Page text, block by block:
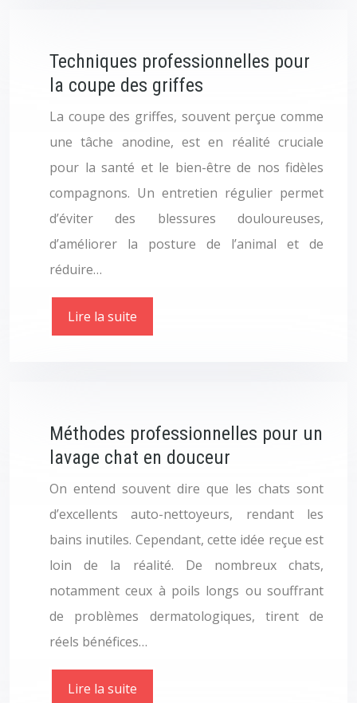
Techniques professionnelles pour
la coupe des griffes
La coupe des griffes, souvent perçue comme
une tâche anodine, est en réalité cruciale
pour la santé et le bien-être de nos fidèles
compagnons. Un entretien régulier permet
d’éviter des blessures douloureuses,
d’améliorer la posture de l’animal et de
réduire…
Lire la suite
Méthodes professionnelles pour un
lavage chat en douceur
On entend souvent dire que les chats sont
d’excellents auto-nettoyeurs, rendant les
bains inutiles. Cependant, cette idée reçue est
loin de la réalité. De nombreux chats,
notamment ceux à poils longs ou souffrant
de problèmes dermatologiques, tirent de
réels bénéfices…
Lire la suite